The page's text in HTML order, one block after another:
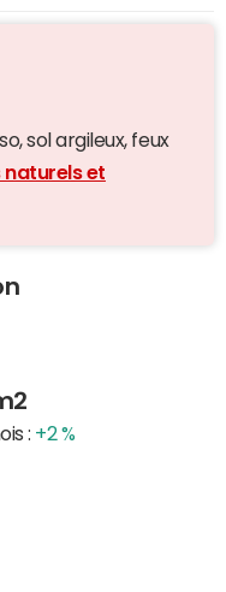
sol argileux, feux
naturels et
: +2 %